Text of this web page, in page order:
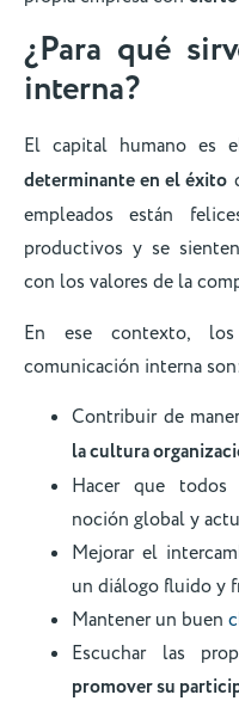
¿Para qué
interna?
El capital humano es
determinante en el éxito
empleados están
productivos y se
con los valores de la
En ese contexto,
comunicación interna
Contribuir de
la cultura
Hacer que todos
noción global y
Mejorar el
un diálogo fluido y
Mantener un buen
Escuchar las
promover su